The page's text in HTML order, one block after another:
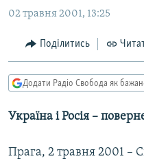
до
навігації
Перейти
до
ПОЛІТИКА
ЕКОНОМІКА
КУЛЬТУРА
СПОРТ
ВІЙНА
РОСІЙСЬКА
КРИМ.РЕАЛІЇ
ТИ ЯК?
02 травня 2001, 13:25
Поділитись
Додати Радіо Свобода як
Україна і Росія –
Прага, 2 травня 2001 –